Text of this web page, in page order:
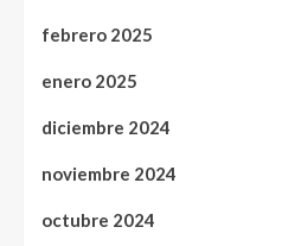
febrero 2025
enero 2025
diciembre 2024
noviembre 2024
octubre 2024